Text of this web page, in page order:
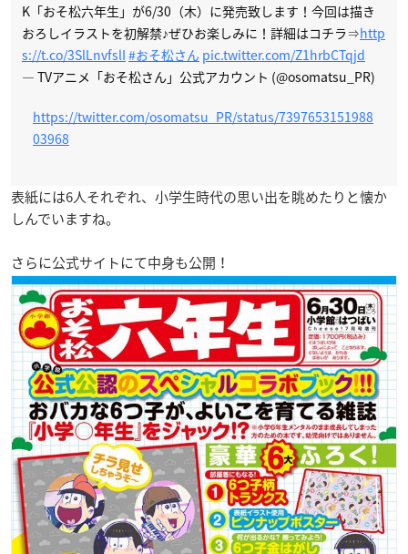
K「おそ松六年生」が6/30（木）に発売致します！今回は描き
おろしイラストを初解禁♪ぜひお楽しみに！詳細はコチラ⇒http
s://t.co/3SlLnvfslI #おそ松さん pic.twitter.com/Z1hrbCTqjd
— TVアニメ「おそ松さん」公式アカウント (@osomatsu_PR)
https://twitter.com/osomatsu_PR/status/7397653151988
03968
表紙には6人それぞれ、小学生時代の思い出を眺めたりと懐か
しんでいますね。
さらに公式サイトにて中身も公開！